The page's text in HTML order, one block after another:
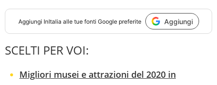
Aggiungi InItalia alle tue fonti Google preferite Aggiungi
SCELTI PER VOI:
Migliori musei e attrazioni del 2020 in